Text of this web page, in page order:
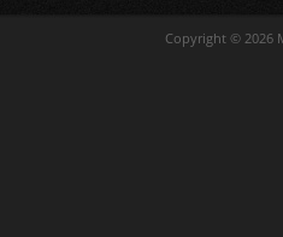
Copyright © 2026